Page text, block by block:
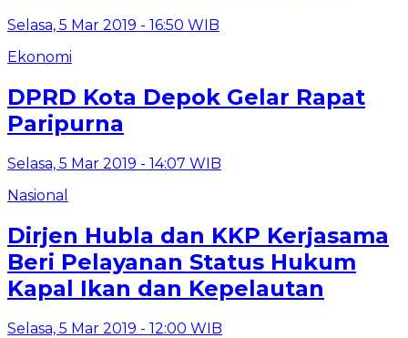
Selasa, 5 Mar 2019 - 16:50 WIB
Ekonomi
DPRD Kota Depok Gelar Rapat
Paripurna
Selasa, 5 Mar 2019 - 14:07 WIB
Nasional
Dirjen Hubla dan KKP Kerjasama
Beri Pelayanan Status Hukum
Kapal Ikan dan Kepelautan
Selasa, 5 Mar 2019 - 12:00 WIB